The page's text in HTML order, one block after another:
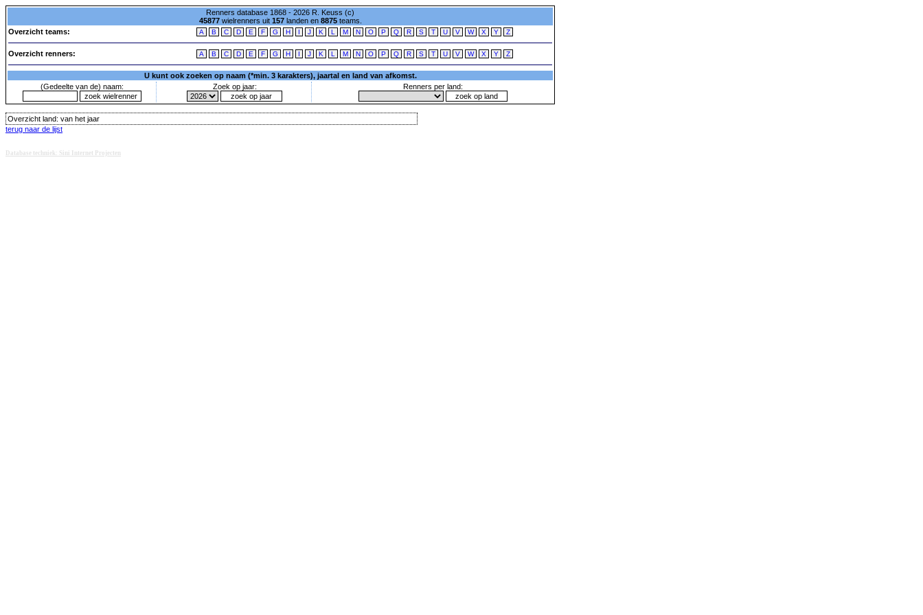
Renners database 1868 - 2026 R. Keuss (c)
45877wielrenners uit 157landen en 8875teams.
Overzicht teams:
A B C D E F G H I J K L M N O P Q R S T U V W X Y Z
Overzicht renners: A B C D E F G H I J K L M N O P Q R S T U V W X Y Z
U kunt ook zoeken op naam (*min. 3 karakters), jaartal en land van afkomst.
(Gedeelte van de) naam:
Zoek op jaar: Renners per land:
Overzicht land: van het jaar
terug naar de lijst
Database techniek: Sini Internet Projecten